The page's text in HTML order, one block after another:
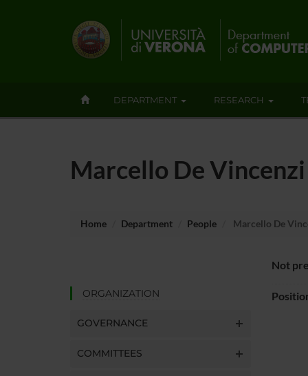
DEPARTMENT RESEARCH
Marcello De Vincenzi
Home Department People Marcello De
ORGANIZATION
GOVERNANCE
COMMITTEES
Not